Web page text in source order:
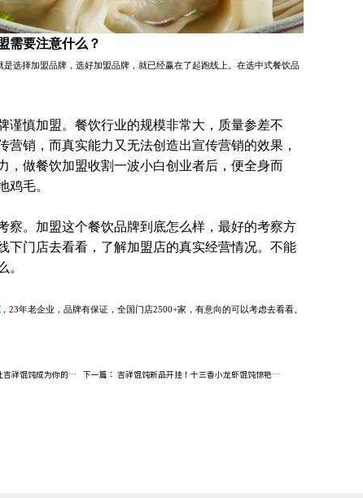
需要注意什么？
是选择加盟品牌，选好加盟品牌，就已经赢在了起跑线上。在选中式餐饮品
谨慎加盟。餐饮行业的规模非常大，质量参差不
营销，而真实能力又无法创造出宣传营销的效果，
，做餐饮加盟收割一波小白创业者后，便全身而
鸡毛。
察。加盟这个餐饮品牌到底怎么样，最好的考察方
下门店去看看，了解加盟店的真实经营情况。不能
。
， 23年老企业，品牌有保证，全国门店2500+家，有意向的可以考虑去看看。
馄饨成为你的靠山 下一篇： 吉祥馄饨新品开挂！十三香小龙虾馄饨惊艳出圈全国热销